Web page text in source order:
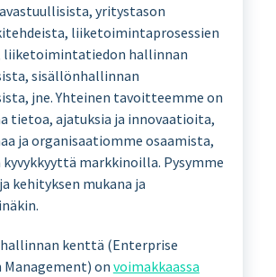
yritystason
liiketoimintaprosessien
hallinnan
sisällönhallinnan
jne. Yhteinen tavoitteemme on
tietoa, ajatuksia ja innovaatioita,
ja organisaatiomme osaamista,
markkinoilla. Pysymme
kehityksen mukana ja
kenttä (Enterprise
on voimakkaassa